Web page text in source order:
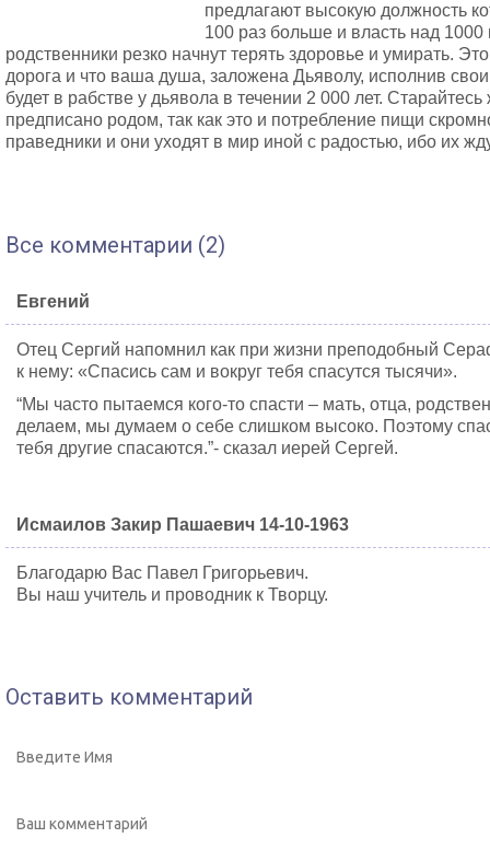
предлагают высокую должность
100 раз больше и власть над
родственники резко начнут терять здоровье и умирать.
дорога и что ваша душа, заложена Дьяволу, исполнив
будет в рабстве у дьявола в течении 2 000 лет.
предписано родом, так как это и потребление пищи
праведники и они уходят в мир иной с радостью, ибо их
Все комментарии (2)
Евгений
Отец Сергий напомнил как при жизни преподобный
к нему: «Спасись сам и вокруг тебя спасутся тысячи».
“Мы часто пытаемся кого-то спасти – мать, отца,
делаем, мы думаем о себе слишком высоко. Поэтому
тебя другие спасаются.”- сказал иерей Сергей.
Исмаилов Закир Пашаевич 14-10-1963
Благодарю Вас Павел Григорьевич.
Вы наш учитель и проводник к Творцу.
Оставить комментарий